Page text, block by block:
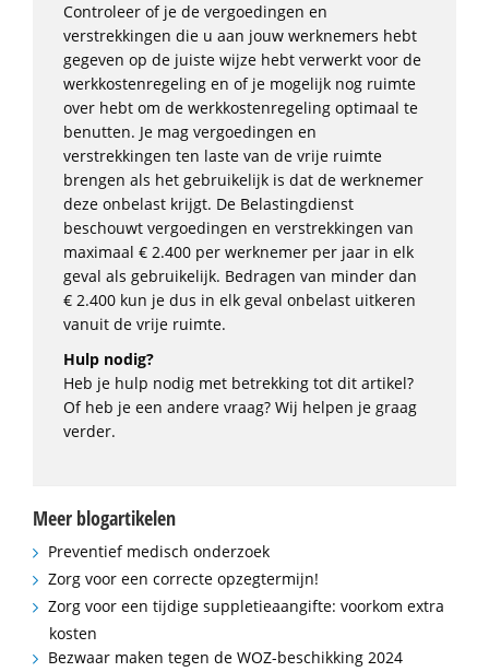
Controleer of je de vergoedingen en
verstrekkingen die u aan jouw werknemers hebt
gegeven op de juiste wijze hebt verwerkt voor de
werkkostenregeling en of je mogelijk nog ruimte
over hebt om de werkkostenregeling optimaal te
benutten. Je mag vergoedingen en
verstrekkingen ten laste van de vrije ruimte
brengen als het gebruikelijk is dat de werknemer
deze onbelast krijgt. De Belastingdienst
beschouwt vergoedingen en verstrekkingen van
maximaal € 2.400 per werknemer per jaar in elk
geval als gebruikelijk. Bedragen van minder dan
€ 2.400 kun je dus in elk geval onbelast uitkeren
vanuit de vrije ruimte.
Hulp nodig?
Heb je hulp nodig met betrekking tot dit artikel?
Of heb je een andere vraag? Wij helpen je graag
verder.
Meer blogartikelen
Preventief medisch onderzoek
Zorg voor een correcte opzegtermijn!
Zorg voor een tijdige suppletieaangifte: voorkom extra
kosten
Bezwaar maken tegen de WOZ-beschikking 2024